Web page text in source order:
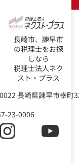
長崎市、諫早市
の税理士をお探
しなら
税理士法人ネク
スト・プラス
長崎県諫早市幸町
23-0006